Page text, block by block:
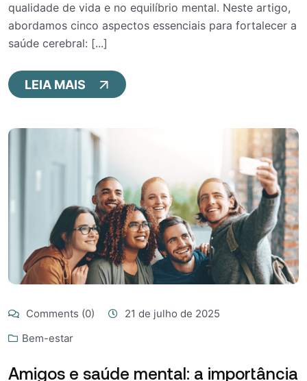
qualidade de vida e no equilíbrio mental. Neste artigo,
abordamos cinco aspectos essenciais para fortalecer a
saúde cerebral: [...]
LEIA MAIS
Comments (0)
21 de julho de 2025
Bem-estar
Amigos e saúde mental: a importância